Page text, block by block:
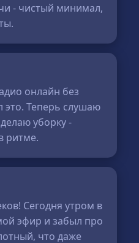
- чистый минимал,
онлайн без
это. Теперь слушаю
уборку -
ритме.
Сегодня утром в
эфир и забыл про
что даже